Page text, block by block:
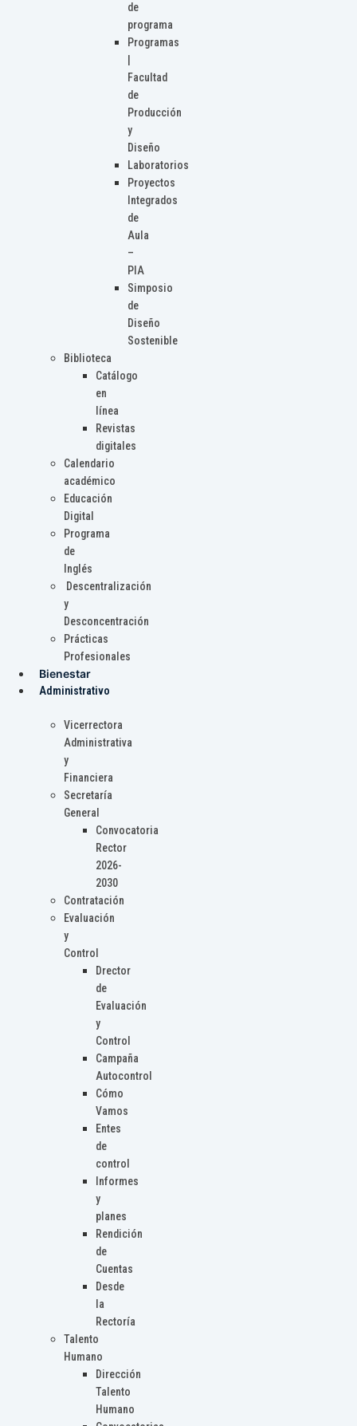
de
programa
Programas
Facultad
de
Producción
y
Diseño
Laboratorios
Proyectos
Integrados
de
Aula
–
PIA
Simposio
de
Diseño
Sostenible
Biblioteca
Catálogo
en
línea
Revistas
digitales
Calendario
académico
Educación
Digital
Programa
de
Inglés
Descentralización
y
Desconcentración
Prácticas
Profesionales
Bienestar
Administrativo
Vicerrectora
Administrativa
y
Financiera
Secretaría
General
Convocatoria
Rector
2026-
2030
Contratación
Evaluación
y
Control
Drector
de
Evaluación
y
Control
Campaña
Autocontrol
Cómo
Vamos
Entes
de
control
Informes
y
planes
Rendición
de
Cuentas
Desde
la
Rectoría
Talento
Humano
Dirección
Talento
Humano